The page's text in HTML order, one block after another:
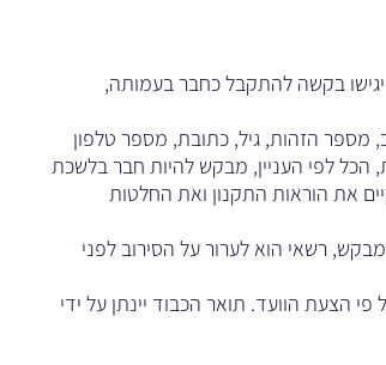
בקשה להתקבל כחבר בעמותה,
הזהות, גיל, כתובת, מספר טלפון
הכל לפי העניין, מבקש להיות חבר בלשכת
את הוראות התקנון ואת החלטות
רשאי הוא לערור על הסירוב לפני
הצעת הוועד. תואר הכבוד יינתן על ידי